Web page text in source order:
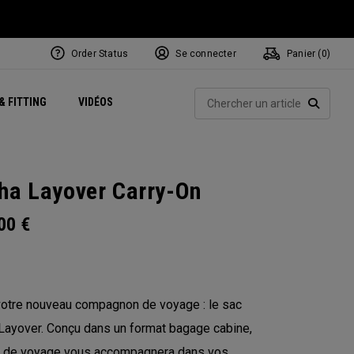
FITTING VIDÉOSExclusive Mavrik Complete Sets
Exclusivités - Balles de Golf
Juillet NEW Headwear
Women's Golf Balls
Exclusivités - Accessoires
Régionaux
Order Status Se connecter Panier ( 0)
Layover Carry-On
€
nouveau compagnon de voyage : le sac
Conçu dans un format bagage cabine,